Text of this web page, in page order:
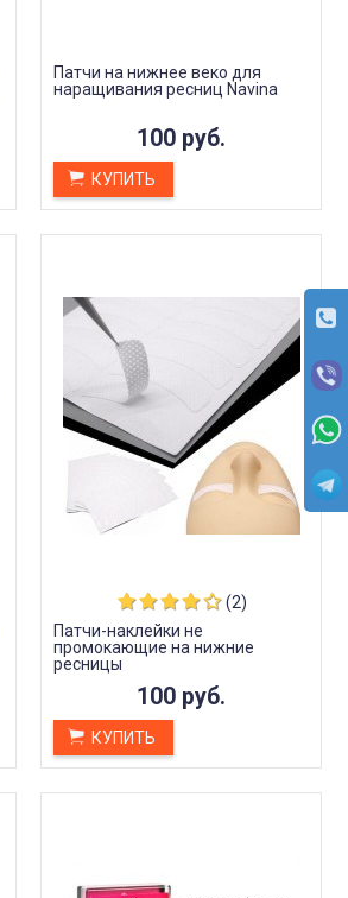
Патчи на нижнее веко для
наращивания ресниц Navina
100 руб.
КУПИТЬ
(2)
Патчи-наклейки не
промокающие на нижние
ресницы
100 руб.
КУПИТЬ